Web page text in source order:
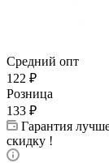
Средний опт
122 ₽
Розница
133 ₽
Гарантия
скидку !